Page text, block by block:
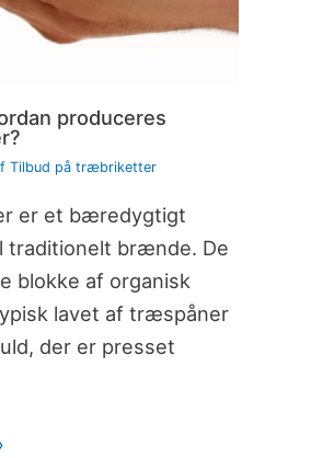
produceres
Tilbud på træbriketter
er et bæredygtigt
traditionelt brænde. De
blokke af organisk
lavet af træspåner
der er presset